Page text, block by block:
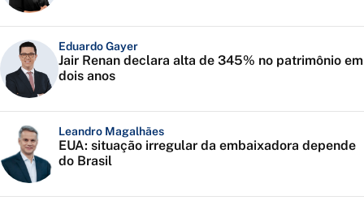
Eduardo Gayer
Jair Renan declara alta de 345% no patrimônio em
dois anos
Leandro Magalhães
EUA: situação irregular da embaixadora depende
do Brasil